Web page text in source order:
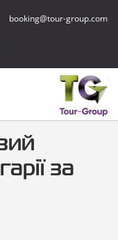
booking@tour-group.com
за